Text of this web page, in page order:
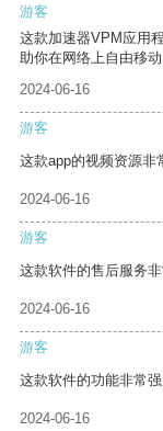
游客
这款加速器VPM应用
助你在网络上自由移动
2024-06-16
游客
这款app的视频资源非
2024-06-16
游客
这款软件的售后服务
2024-06-16
游客
这款软件的功能非常
2024-06-16